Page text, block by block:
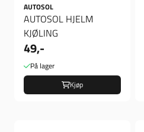
AUTOSOL
AUTOSOL HJELM
KJØLING
49,-
På lager
Kjøp